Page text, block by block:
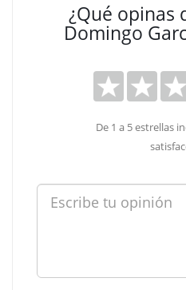
¿Qué opinas
Domingo
De 1 a 5 estrellas